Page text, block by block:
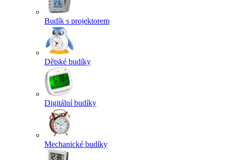
Budík s projektorem
Dětské budíky
Digitální budíky
Mechanické budíky